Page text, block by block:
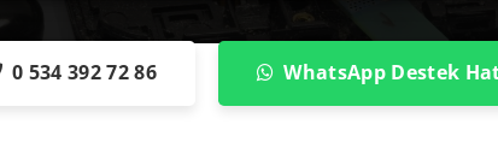
0 534 392 72 86 WhatsApp Destek